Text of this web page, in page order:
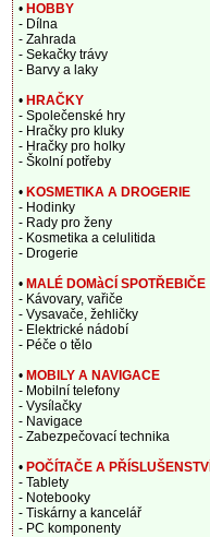
• HOBBY
- Dílna
- Zahrada
- Sekačky trávy
- Barvy a laky
• HRAČKY
- Společenské hry
- Hračky pro kluky
- Hračky pro holky
- Školní potřeby
• KOSMETIKA A DROGERIE
- Hodinky
- Rady pro ženy
- Kosmetika a celulitida
- Drogerie
• MALÉ DOMàCÍ SPOTŘEBIČE
- Kávovary, vařiče
- Vysavače, žehličky
- Elektrické nádobí
- Péče o tělo
• MOBILY A NAVIGACE
- Mobilní telefony
- Vysílačky
- Navigace
- Zabezpečovací technika
• POČÍTAČE A PŘÍSLUŠENSTVÍ
- Tablety
- Notebooky
- Tiskárny a kancelář
- PC komponenty